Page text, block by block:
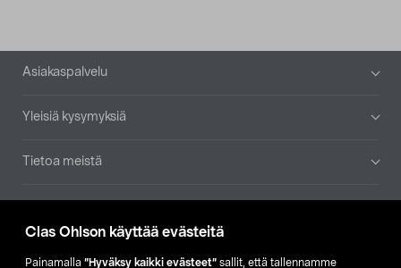
Clas Ohlson käyttää evästeitä
Painamalla ”Hyväksy kaikki evästeet” sallit, että tallennamme
Alatunniste
Asiakaspalvelu
Yleisiä kysymyksiä
Tietoa meistä